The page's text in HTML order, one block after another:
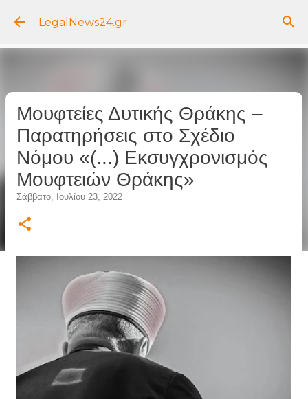
Μετάβαση στο κύριο περιεχόμενο
LegalNews24.gr
Μουφτείες Δυτικής Θράκης –
Παρατηρήσεις στο Σχέδιο
Νόμου «(...) Εκσυγχρονισμός
Μουφτειών Θράκης»
Σάββατο, Ιουλίου 23, 2022